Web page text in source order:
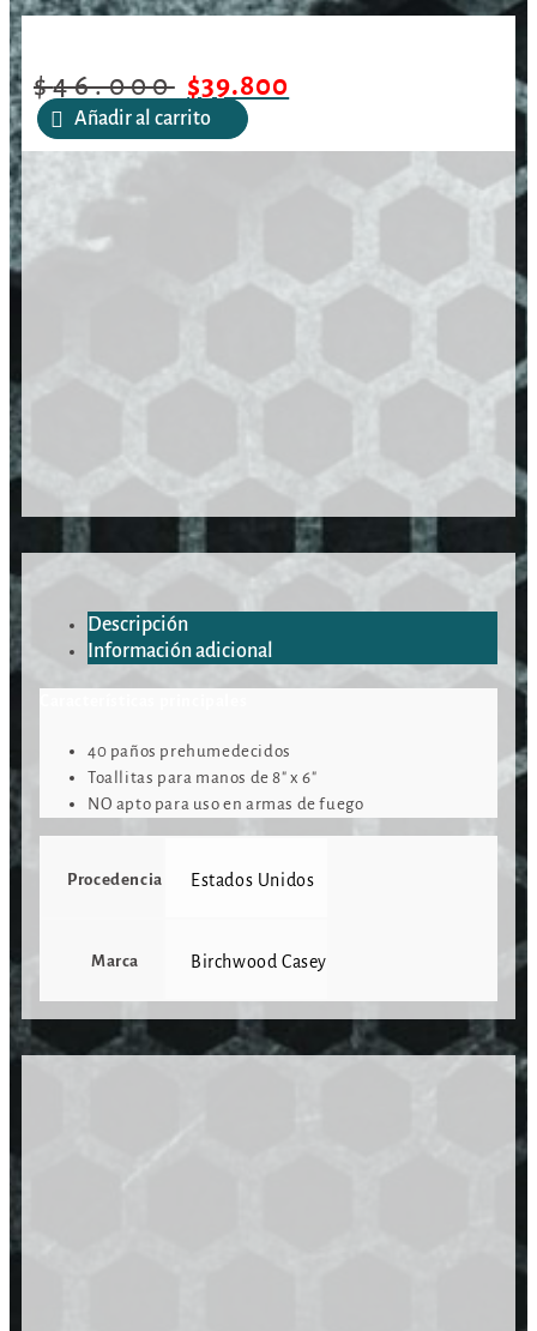
$46.000 $39.800
Añadir al carrito
Descripción
Información adicional
40 paños prehumedecidos
Toallitas para manos de 8″ x 6″
NO apto para uso en armas de fuego
Procedencia Estados Unidos
Marca Birchwood Casey